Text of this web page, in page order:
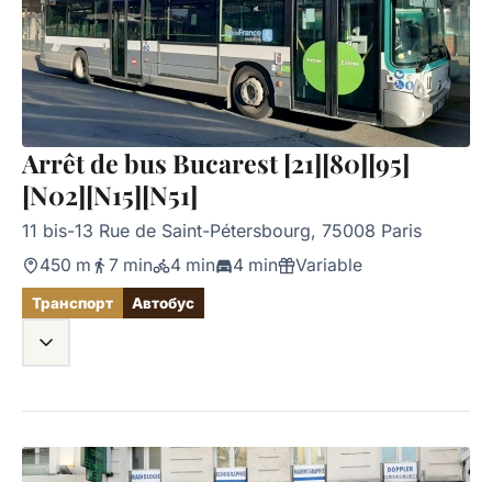
Arrêt de bus Bucarest [21][80][95]
[N02][N15][N51]
11 bis-13 Rue de Saint-Pétersbourg, 75008 Paris
450 m 7 min 4 min 4 min Variable
Транспорт Автобус